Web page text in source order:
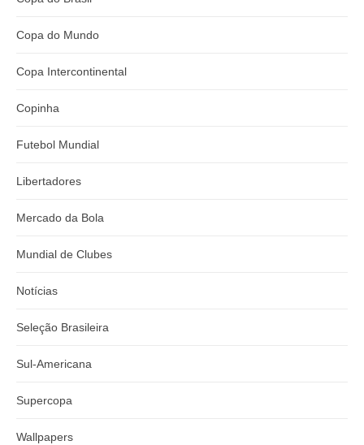
Copa do Mundo
Copa Intercontinental
Copinha
Futebol Mundial
Libertadores
Mercado da Bola
Mundial de Clubes
Notícias
Seleção Brasileira
Sul-Americana
Supercopa
Wallpapers